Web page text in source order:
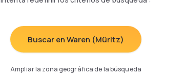
Buscar en Waren (Müritz)
Ampliar la zona geográfica de la búsqueda